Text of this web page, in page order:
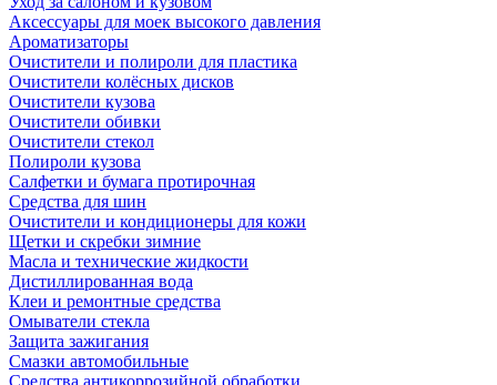
Аксессуары для моек высокого давления
Ароматизаторы
Очистители и полироли для пластика
Очистители колёсных дисков
Очистители кузова
Очистители обивки
Очистители стекол
Полироли кузова
Салфетки и бумага протирочная
Средства для шин
Очистители и кондиционеры для кожи
Щетки и скребки зимние
Масла и технические жидкости
Дистиллированная вода
Клеи и ремонтные средства
Омыватели стекла
Защита зажигания
Смазки автомобильные
Средства антикоррозийной обработки